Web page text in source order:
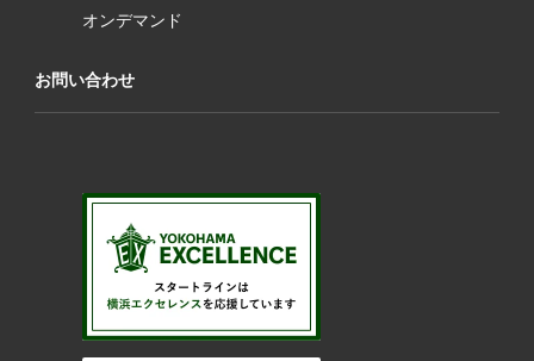
オンデマンド
お問い合わせ